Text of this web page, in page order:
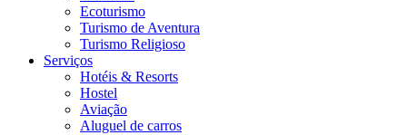
Ecoturismo
Turismo de Aventura
Turismo Religioso
Serviços
Hotéis & Resorts
Hostel
Aviação
Aluguel de carros